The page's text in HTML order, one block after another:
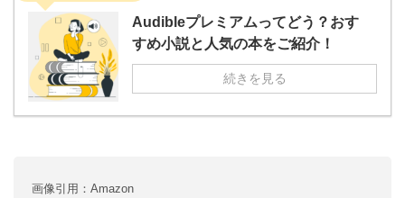
Audibleプレミアムってどう？おす
すめ小説と人気の本をご紹介！
続きを見る
画像引用：Amazon